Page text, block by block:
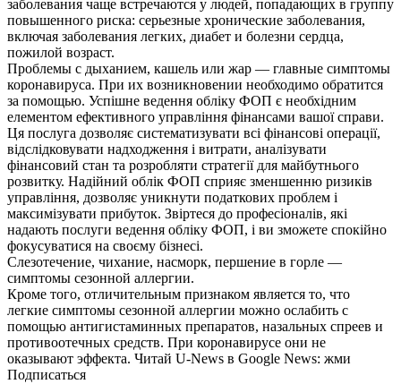
заболевания чаще встречаются у людей, попадающих в группу
повышенного риска: серьезные хронические заболевания,
включая заболевания легких, диабет и болезни сердца,
пожилой возраст.
Проблемы с дыханием, кашель или жар — главные симптомы
коронавируса. При их возникновении необходимо обратится
за помощью. Успішне ведення обліку ФОП є необхідним
елементом ефективного управління фінансами вашої справи.
Ця послуга дозволяє систематизувати всі фінансові операції,
відслідковувати надходження і витрати, аналізувати
фінансовий стан та розробляти стратегії для майбутнього
розвитку. Надійний облік ФОП сприяє зменшенню ризиків
управління, дозволяє уникнути податкових проблем і
максимізувати прибуток. Звіртеся до професіоналів, які
надають послуги ведення обліку ФОП, і ви зможете спокійно
фокусуватися на своєму бізнесі.
Слезотечение, чихание, насморк, першение в горле —
симптомы сезонной аллергии.
Кроме того, отличительным признаком является то, что
легкие симптомы сезонной аллергии можно ослабить с
помощью антигистаминных препаратов, назальных спреев и
противоотечных средств. При коронавирусе они не
оказывают эффекта. Читай U-News в Google News: жми
Подписаться